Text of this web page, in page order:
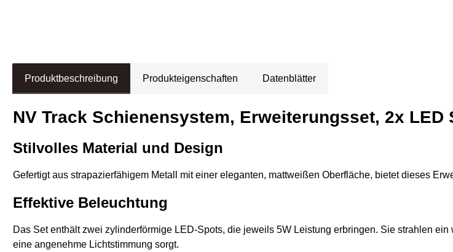
Produktbeschreibung Produkteigenschaften Datenblätter
NV Track Schienensystem, Erweiterungsset, 2x LED
Stilvolles Material und Design
Gefertigt aus strapazierfähigem Metall mit einer eleganten, mattweißen Oberfläche, bietet dieses
Effektive Beleuchtung
Das Set enthält zwei zylinderförmige LED-Spots, die jeweils 5W Leistung erbringen. Sie strahlen
eine angenehme Lichtstimmung sorgt.